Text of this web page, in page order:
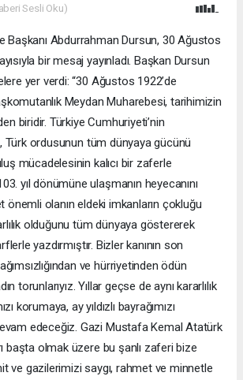
Sesli Oku)
Başkanı Abdurrahman Dursun, 30 Ağustos
bir mesaj yayınladı. Başkan Dursun
yer verdi: “30 Ağustos 1922’de
Meydan Muharebesi, tarihimizin
biridir. Türkiye Cumhuriyeti’nin
Türk ordusunun tüm dünyaya gücünü
mücadelesinin kalıcı bir zaferle
yıl dönümüne ulaşmanın heyecanını
önemli olanın eldeki imkanların çokluğu
olduğunu tüm dünyaya göstererek
yazdırmıştır. Bizler kanının son
ve hürriyetinden ödün
torunlarıyız. Yıllar geçse de aynı kararlılık
korumaya, ay yıldızlı bayrağımızı
edeceğiz. Gazi Mustafa Kemal Atatürk
başta olmak üzere bu şanlı zaferi bize
ve gazilerimizi saygı, rahmet ve minnetle